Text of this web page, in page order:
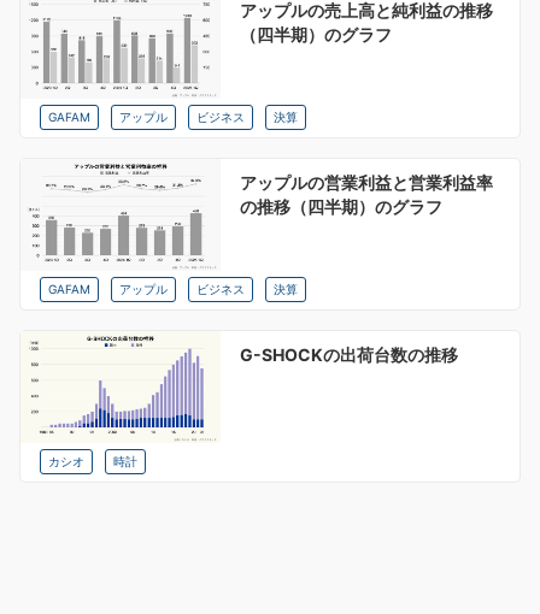
アップルの売上高と純利益の推移
（四半期）のグラフ
GAFAM アップル ビジネス 決算
アップルの営業利益と営業利益率
の推移（四半期）のグラフ
GAFAM アップル ビジネス 決算
G-SHOCKの出荷台数の推移
カシオ 時計